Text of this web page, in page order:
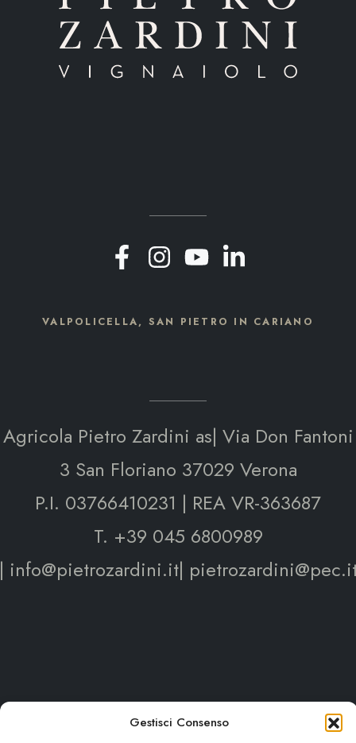
Gestisci Consenso
VALPOLICELLA, SAN PIETRO IN CARIANO
Agricola Pietro Zardini as| Via Don Fantoni
3 San Floriano 37029 Verona
P.I. 03766410231 | REA VR-363687
T. +39 045 6800989
info@pietrozardini.it|